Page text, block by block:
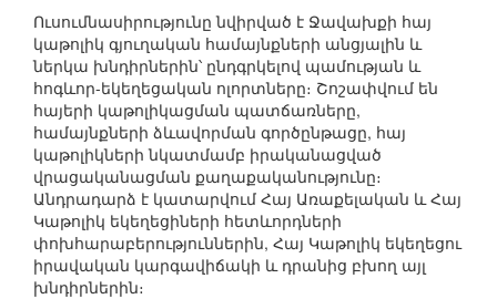
Ուսումնասիրությունը նվիրված է Ջավախքի հայ
կաթոլիկ գյուղական համայնքների անցյալին և
ներկա խնդիրներին՝ ընդգրկելով պամության և
հոգևոր-եկեղեցական ոլորտները։ Շոշափվում են
հայերի կաթոլիկացման պատճառները,
համայնքների ձևավորման գործընթացը, հայ
կաթոլիկների նկատմամբ իրականացված
վրացականացման քաղաքականությունը։
Անդրադարձ է կատարվում Հայ Առաքելական և Հայ
Կաթոլիկ եկեղեցիների հետևորդների
փոխհարաբերություններին, Հայ Կաթոլիկ եկեղեցու
իրավական կարգավիճակի և դրանից բխող այլ
խնդիրներին։